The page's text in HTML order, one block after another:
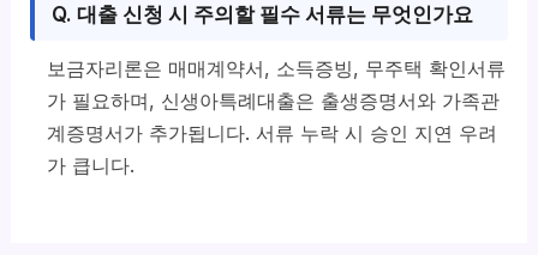
Q. 대출 신청 시 주의할 필수 서류는 무엇인가요
보금자리론은 매매계약서, 소득증빙, 무주택 확인서류
가 필요하며, 신생아특례대출은 출생증명서와 가족관
계증명서가 추가됩니다. 서류 누락 시 승인 지연 우려
가 큽니다.